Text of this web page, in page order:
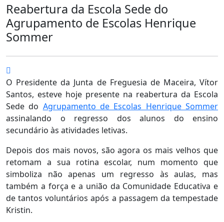
Reabertura da Escola Sede do
Agrupamento de Escolas Henrique
Sommer
O Presidente da Junta de Freguesia de Maceira, Vítor
Santos, esteve hoje presente na reabertura da Escola
Sede do Agrupamento de Escolas Henrique Sommer
assinalando o regresso dos alunos do ensino
secundário às atividades letivas.
Depois dos mais novos, são agora os mais velhos que
retomam a sua rotina escolar, num momento que
simboliza não apenas um regresso às aulas, mas
também a força e a união da Comunidade Educativa e
de tantos voluntários após a passagem da tempestade
Kristin.